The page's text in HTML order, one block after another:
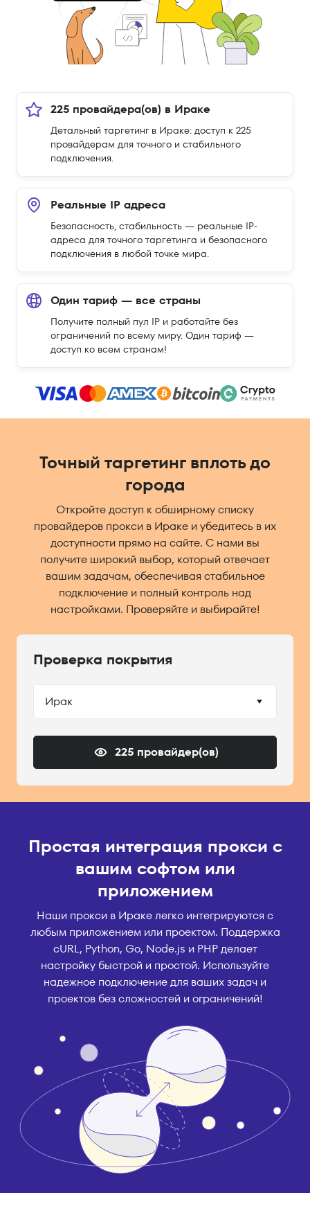
225 провайдера(ов) в Ираке
Детальный таргетинг в Ираке: доступ к 225
провайдерам для точного и стабильного
подключения.
Реальные IP адреса
Безопасность, стабильность — реальные IP-
адреса для точного таргетинга и безопасного
подключения в любой точке мира.
Один тариф — все страны
Получите полный пул IP и работайте без
ограничений по всему миру. Один тариф —
доступ ко всем странам!
Точный таргетинг вплоть до
города
Откройте доступ к обширному списку
провайдеров прокси в Ираке и убедитесь в их
доступности прямо на сайте. С нами вы
получите широкий выбор, который отвечает
вашим задачам, обеспечивая стабильное
подключение и полный контроль над
настройками. Проверяйте и выбирайте!
Проверка покрытия
Ирак
225 провайдер(ов)
Простая интеграция прокси с
вашим софтом или
приложением
Наши прокси в Ираке легко интегрируются с
любым приложением или проектом. Поддержка
cURL, Python, Go, Node.js и PHP делает
настройку быстрой и простой. Используйте
надежное подключение для ваших задач и
проектов без сложностей и ограничений!